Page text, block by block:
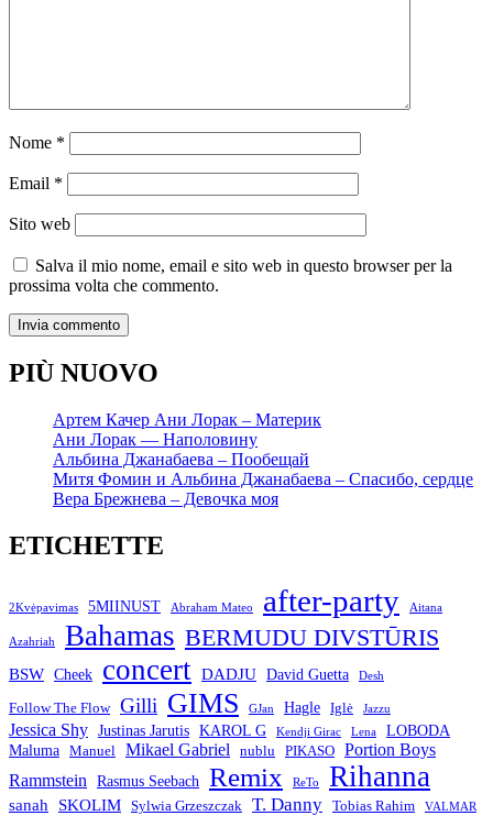
Nome *
Email *
Sito web
Salva il mio nome, email e sito web in questo browser per la
prossima volta che commento.
PIÙ NUOVO
Артем Качер Ани Лорак – Материк
Ани Лорак — Наполовину
Альбина Джанабаева – Пообещай
Митя Фомин и Альбина Джанабаева – Спасибо, сердце
Вера Брежнева – Девочка моя
ETICHETTE
2Kvėpavimas 5MIINUST Abraham Mateo after-party Aitana
Azahriah Bahamas BERMUDU DIVSTŪRIS
BSW Cheek concert DADJU David Guetta Desh
Follow The Flow Gilli GIMS GJan Hagle Iglė Jazzu
Jessica Shy Justinas Jarutis KAROL G Kendji Girac Lena LOBODA
Maluma Manuel Mikael Gabriel nublu PIKASO
Portion Boys
Rammstein
Rasmus Seebach Remix ReTo Rihanna
sanah SKOLIM Sylwia Grzeszczak T. Danny Tobias Rahim VALMAR